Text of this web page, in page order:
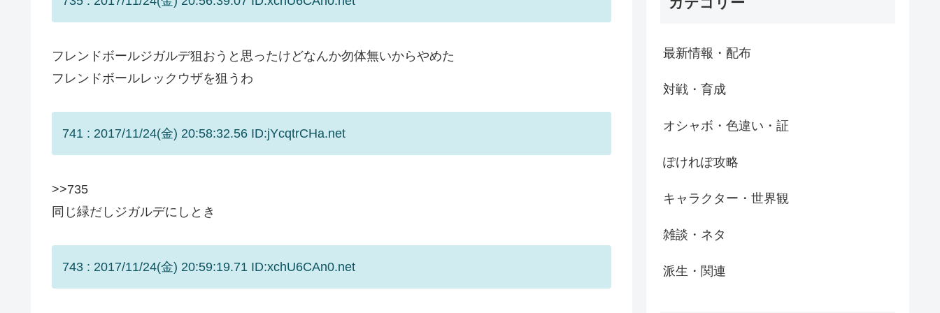
フレンドボールジガルデ狙おうと思ったけどなんか勿体無いからやめた
フレンドボールレックウザを狙うわ
741 : 2017/11/24(金) 20:58:32.56 ID:jYcqtrCHa.net
>>735
同じ緑だしジガルデにしとき
743 : 2017/11/24(金) 20:59:19.71 ID:xchU6CAn0.net
最新情報・配布
対戦・育成
オシャボ・色違い・証
ぽけれぽ攻略
キャラクター・世界観
雑談・ネタ
派生・関連